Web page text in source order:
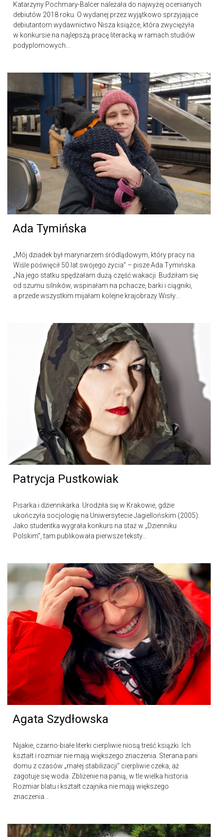
Katarzyny Pochmary-Balcer należała do najwyżej ocenianych
debiutów 2018 roku. O wydanej przez wyjątkowo sprzyjające
debiutantom wydawnictwo Nisza książce, która zwyciężyła
w konkursie na najlepszą pracę literacką w ramach studiów
podyplomowych...
Ada Tymińska
„Mój dziadek był marynarzem śródlądowym, który pracy na
Wiśle poświęcił 50 lat swojego życia” – pisze Ada Tymińska.
„Na jego statku spędzałam dużą część wakacji. Budziłam się
od szumu silników, wspinałam na pchacze, barki i ciągniki,
a przede wszystkim mijałam kolejne krajobrazy Wisły...
Patrycja Pustkowiak
Pisarka i dziennikarka. Urodziła się w Krakowie, gdzie
ukończyła socjologię na Uniwersytecie Jagiellońskim (2005).
Jako studentka wygrała konkurs na staż w „Dzienniku
Polskim”, tam publikowała pierwsze teksty...
Agata Szydłowska
Nijakie, czarno-białe literki cierpliwie niosą treść książki. Ich
kształt i rozmiar nie mają większego znaczenia. Sterana pani
domu z czasów „małej stabilizacji” cierpliwie czeka, aż
zagotuje się woda. Zbliżenie na panią, w tle wielka historia.
Rozmiar blatu i kształt czajnika nie mają większego
znaczenia...